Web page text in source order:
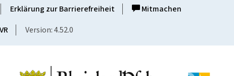
Erklärung zur Barrierefreiheit
Mitmachen
Version: 4.52.0